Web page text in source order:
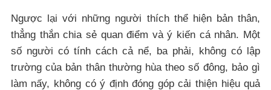
Ngược lại với những người thích thể hiện bản thân,
thẳng thắn chia sẻ quan điểm và ý kiến cá nhân. Một
số người có tính cách cả nể, ba phải, không có lập
trường của bản thân thường hùa theo số đông, bảo gì
làm nấy, không có ý định đóng góp cải thiện hiệu quả